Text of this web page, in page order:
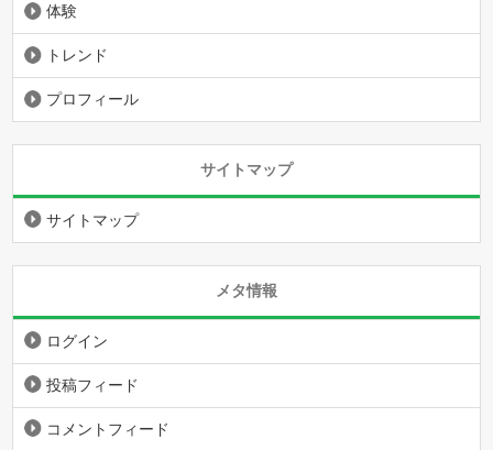
体験
トレンド
プロフィール
サイトマップ
サイトマップ
メタ情報
ログイン
投稿フィード
コメントフィード